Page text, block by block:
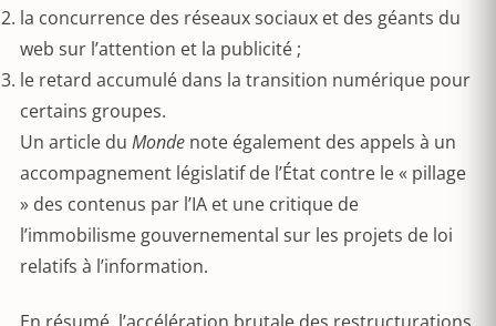
la concurrence des réseaux sociaux et des géants du
web sur l’attention et la publicité ;
le retard accumulé dans la transition numérique pour
certains groupes.
Un article du Monde note également des appels à un
accompagnement législatif de l’État contre le « pillage
» des contenus par l’IA et une critique de
l’immobilisme gouvernemental sur les projets de loi
relatifs à l’information.